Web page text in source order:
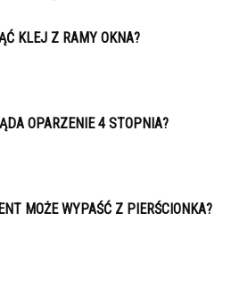
KLEJ Z RAMY OKNA?
OPARZENIE 4 STOPNIA?
MOŻE WYPAŚĆ Z PIERŚCIONKA?